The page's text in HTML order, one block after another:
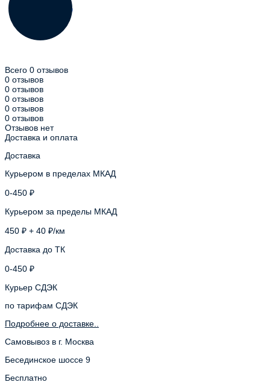
Всего 0 отзывов
0 отзывов
0 отзывов
0 отзывов
0 отзывов
0 отзывов
Отзывов нет
Доставка и оплата
Доставка
Курьером в пределах МКАД
0-450 ₽
Курьером за пределы МКАД
450 ₽ + 40 ₽/км
Доставка до ТК
0-450 ₽
Курьер СДЭК
по тарифам СДЭК
Подробнее о доставке..
Самовывоз в г. Москва
Бесединское шоссе 9
Бесплатно